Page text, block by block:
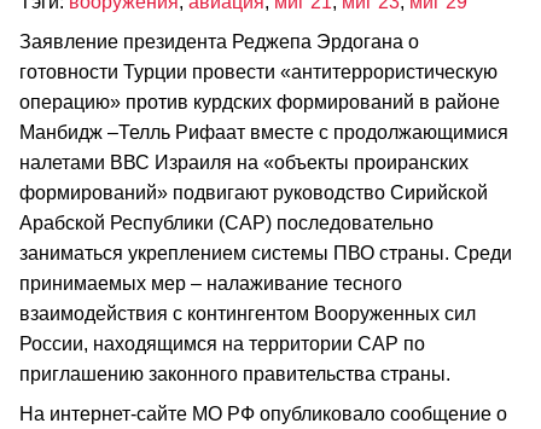
Заявление президента Реджепа Эрдогана о
готовности Турции провести «антитеррористическую
операцию» против курдских формирований в районе
Манбидж –Телль Рифаат вместе с продолжающимися
налетами ВВС Израиля на «объекты проиранских
формирований» подвигают руководство Сирийской
Арабской Республики (САР) последовательно
заниматься укреплением системы ПВО страны. Среди
принимаемых мер – налаживание тесного
взаимодействия с контингентом Вооруженных сил
России, находящимся на территории САР по
приглашению законного правительства страны.
На интернет-сайте МО РФ опубликовало сообщение о